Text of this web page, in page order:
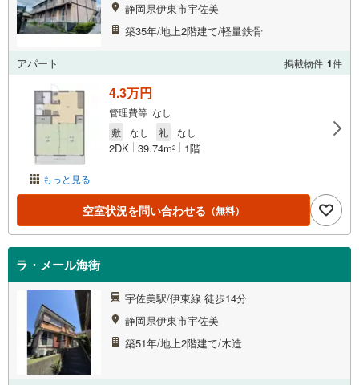
静岡県伊東市宇佐美
築35年/地上2階建て/軽量鉄骨
アパート 掲載物件 1件
もっと見る
4.3万円
管理費等 なし
敷
なし 礼 なし
2DK 39.74m2 1階
空室状況を問い合わせる （無料）
ラ・メール海街
宇佐美駅/伊東線 徒歩14分
静岡県伊東市宇佐美
築51年/地上2階建て/木造